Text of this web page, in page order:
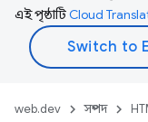
এই পৃষ্ঠাটিCloud
web.dev সম্পদ